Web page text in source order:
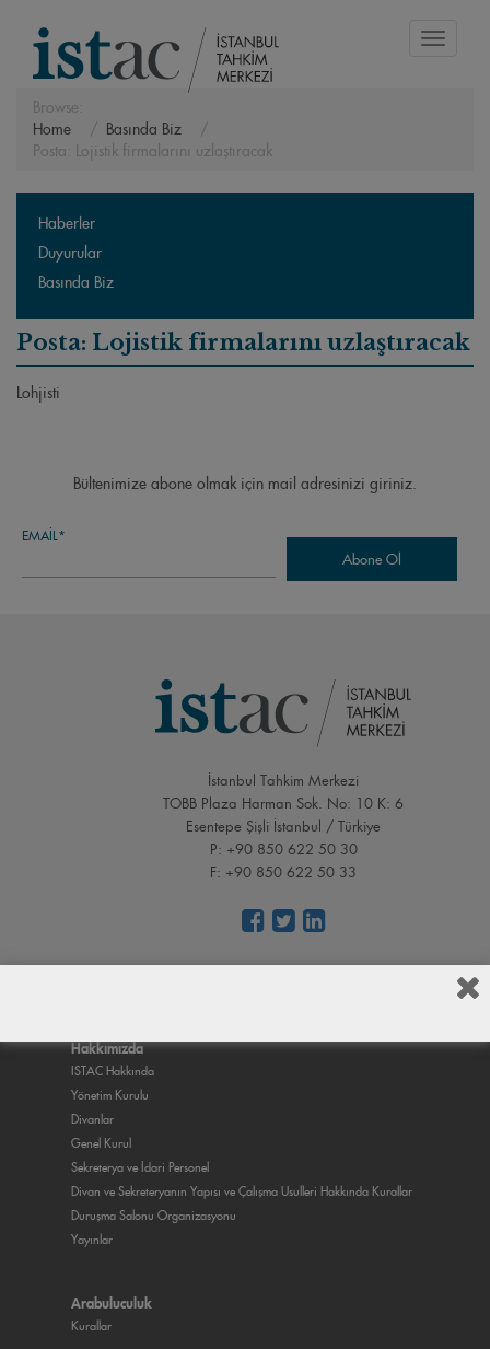
Toggle
Browse:
Home
Basında Biz
Posta: Lojistik firmalarını uzlaştıracak
Haberler
Duyurular
Basında Biz
Posta: Lojistik firmalarını uzlaştıracak
Lohjisti
Bültenimize abone olmak için mail adresinizi giriniz.
EMAIL*
İstanbul Tahkim Merkezi
TOBB Plaza Harman Sok. No: 10 K: 6
Esentepe Şişli İstanbul / Türkiye
P: +90 850 622 50 30
F: +90 850 622 50 33
Hakkımızda
ISTAC Hakkında
Yönetim Kurulu
Divanlar
Genel Kurul
Sekreterya ve İdari Personel
Divan ve Sekreteryanın Yapısı ve Çalışma Usulleri Hakkında Kurallar
Duruşma Salonu Organizasyonu
Yayınlar
Arabuluculuk
Kurallar